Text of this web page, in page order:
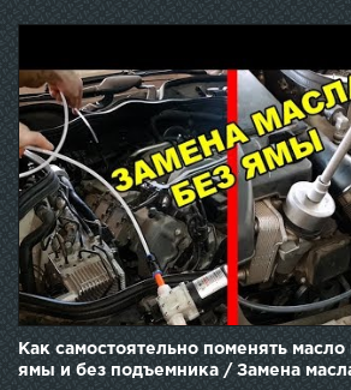
Как самостоятельно поменять масло
ямы и без подъемника / Замена